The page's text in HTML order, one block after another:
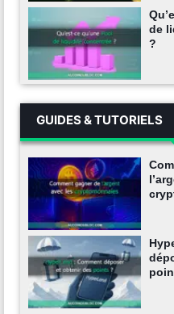
de
?
GUIDES & TUTORIELS